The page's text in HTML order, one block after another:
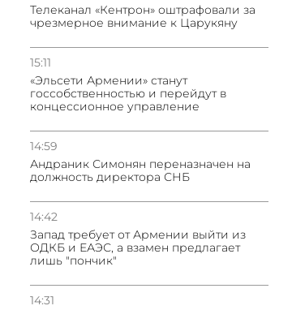
Телеканал «Кентрон» оштрафовали за
чрезмерное внимание к Царукяну
15:11
«Эльсети Армении» станут
госсобственностью и перейдут в
концессионное управление
14:59
Андраник Симонян переназначен на
должность директора СНБ
14:42
Запад требует от Армении выйти из
ОДКБ и ЕАЭС, а взамен предлагает
лишь "пончик"
14:31